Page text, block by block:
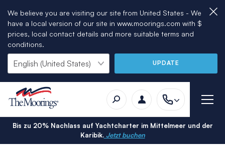
We believe you are visiting our site from United States - We
have a local version of our site in www.moorings.com with $
prices, local contact details and more suitable terms and
conditions.
UPDATE
Bis zu 20% Nachlass auf Yachtcharter im Mittelmeer und der
Karibik.Jetzt buchen